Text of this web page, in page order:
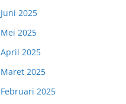
Juni 2025
Mei 2025
April 2025
Maret 2025
Februari 2025